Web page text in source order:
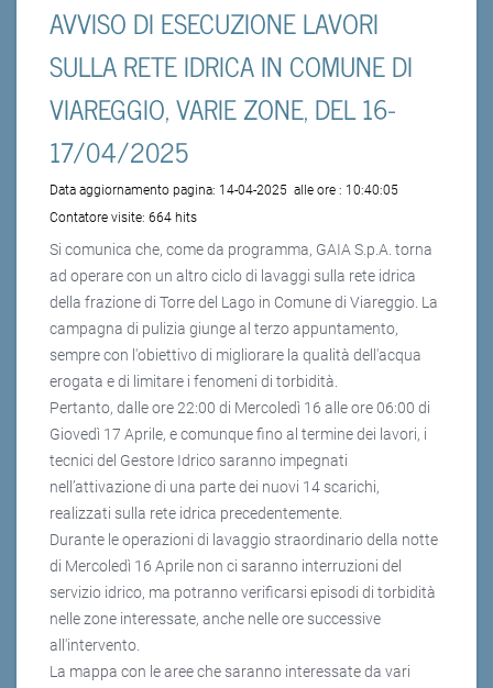
AVVISO DI ESECUZIONE LAVORI
SULLA RETE IDRICA IN COMUNE DI
VIAREGGIO, VARIE ZONE, DEL 16-
17/04/2025
Data aggiornamento pagina: 14-04-2025 alle ore : 10:40:05
Contatore visite: 664 hits
Si comunica che, come da programma, GAIA S.p.A. torna
ad operare con un altro ciclo di lavaggi sulla rete idrica
della frazione di Torre del Lago in Comune di Viareggio. La
campagna di pulizia giunge al terzo appuntamento,
sempre con l'obiettivo di migliorare la qualità dell'acqua
erogata e di limitare i fenomeni di torbidità.
Pertanto, dalle ore 22:00 di Mercoledì 16 alle ore 06:00 di
Giovedì 17 Aprile, e comunque fino al termine dei lavori, i
tecnici del Gestore Idrico saranno impegnati
nell’attivazione di una parte dei nuovi 14 scarichi,
realizzati sulla rete idrica precedentemente.
Durante le operazioni di lavaggio straordinario della notte
di Mercoledì 16 Aprile non ci saranno interruzioni del
servizio idrico, ma potranno verificarsi episodi di torbidità
nelle zone interessate, anche nelle ore successive
all'intervento.
La mappa con le aree che saranno interessate da vari